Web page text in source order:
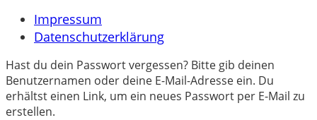
Impressum
Datenschutzerklärung
Hast du dein Passwort vergessen? Bitte gib deinen
Benutzernamen oder deine E-Mail-Adresse ein. Du
erhältst einen Link, um ein neues Passwort per E-Mail zu
erstellen.